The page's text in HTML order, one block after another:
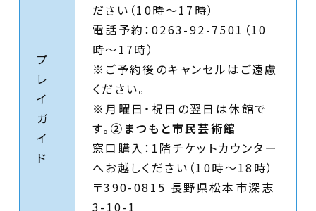
プ
レ
イ
ガ
イ
ド
ださい（10時〜17時）
電話予約：0263-92-7501（10
時〜17時）
※ご予約後のキャンセルはご遠慮
ください。
※月曜日・祝日の翌日は休館で
す。 ②まつもと市民芸術館
窓口購入：1階チケットカウンター
へお越しください（10時～18時）
〒390-0815 長野県松本市深志
3-10-1